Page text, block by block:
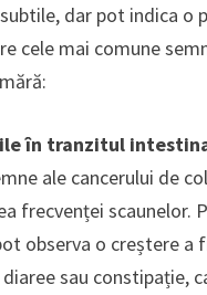
dar pot indica o
cele mai comune
în tranzitul
ale cancerului de
frecvenței scaunelor.
observa o creștere a
sau constipație,